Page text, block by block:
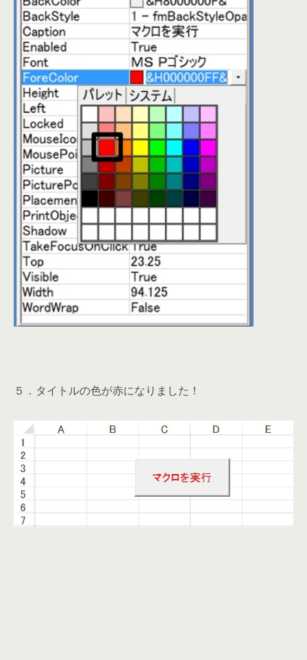
５．タイトルの色が赤になりました！